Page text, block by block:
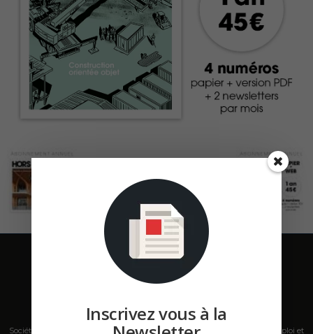
Société de presse, plateforme de mise en relation sur les marchés B2B, emploi et
Inscrivez vous à la